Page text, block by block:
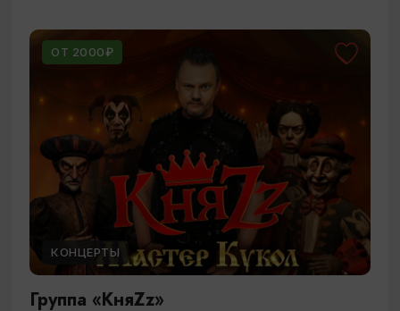
ОТ 2000₽
КОНЦЕРТЫ
Группа «КняZz»